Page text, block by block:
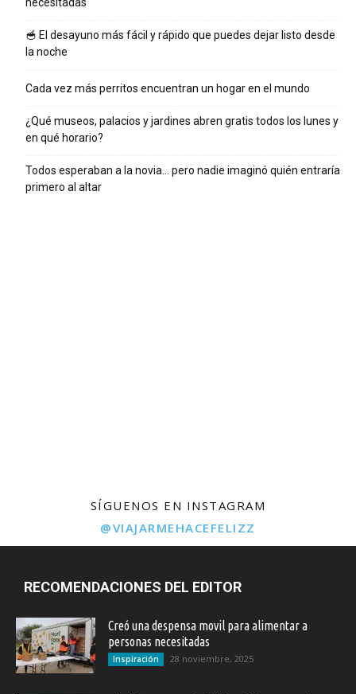
necesitadas
🥣 El desayuno más fácil y rápido que puedes dejar listo desde
la noche
Cada vez más perritos encuentran un hogar en el mundo
¿Qué museos, palacios y jardines abren gratis todos los lunes y
en qué horario?
Todos esperaban a la novia… pero nadie imaginó quién entraría
primero al altar
SÍGUENOS EN INSTAGRAM
@VIAJARMEHACEFELIZZ
RECOMENDACIONES DEL EDITOR
Creó una despensa movil para alimentar a
personas necesitadas
Inspiración 28 noviembre, 2025